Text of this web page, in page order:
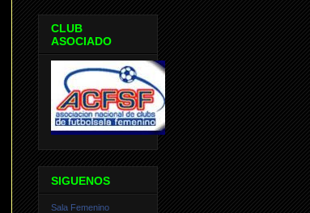
CLUB
ASOCIADO
SIGUENOS
Sala Femenino